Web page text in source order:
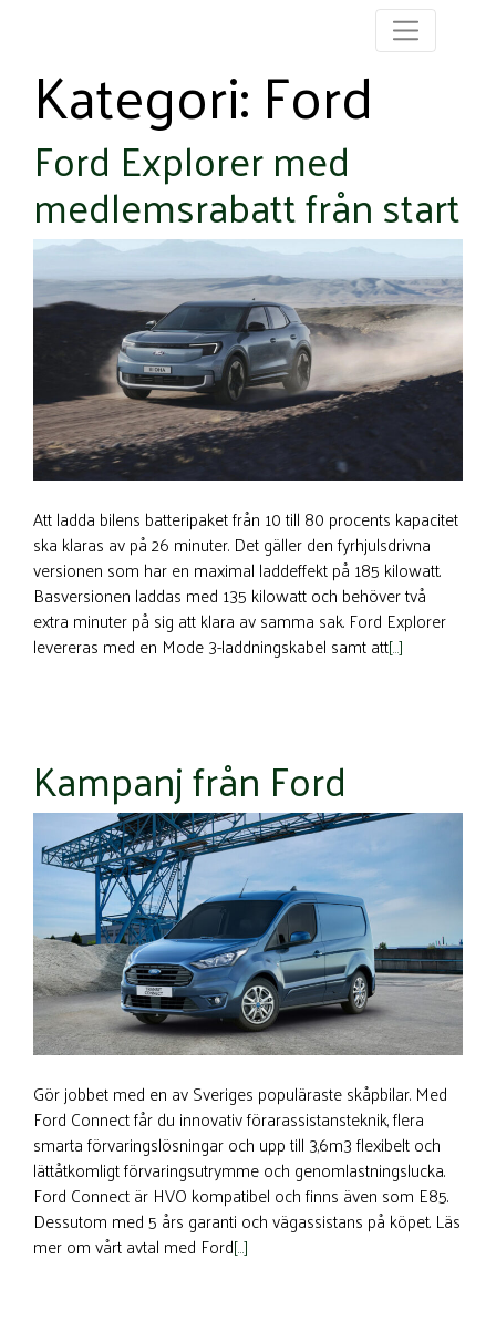
Kategori:Ford
Ford Explorer med
medlemsrabatt från start
Att ladda bilens batteripaket från 10 till 80 procents kapacitet
ska klaras av på 26 minuter. Det gäller den fyrhjulsdrivna
versionen som har en maximal laddeffekt på 185 kilowatt.
Basversionen laddas med 135 kilowatt och behöver två
extra minuter på sig att klara av samma sak. Ford Explorer
levereras med en Mode 3-laddningskabel samt att[…]
Kampanj från Ford
Gör jobbet med en av Sveriges populäraste skåpbilar. Med
Ford Connect får du innovativ förarassistansteknik, flera
smarta förvaringslösningar och upp till 3,6m3 flexibelt och
lättåtkomligt förvaringsutrymme och genomlastningslucka.
Ford Connect är HVO kompatibel och finns även som E85.
Dessutom med 5 års garanti och vägassistans på köpet. Läs
mer om vårt avtal med Ford[…]